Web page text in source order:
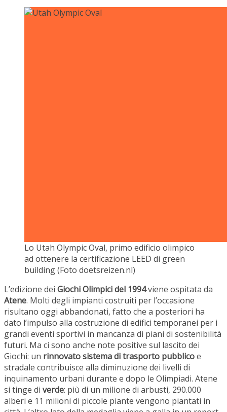
Lo Utah Olympic Oval, primo edificio olimpico
ad ottenere la certificazione LEED di green
building (Foto doetsreizen.nl)
L’edizione dei Giochi Olimpici del 1994viene ospitata da
Atene. Molti degli impianti costruiti per l’occasione
risultano oggi abbandonati, fatto che a posteriori ha
dato l’impulso alla costruzione di edifici temporanei per i
grandi eventi sportivi in mancanza di piani di sostenibilità
futuri. Ma ci sono anche note positive sul lascito dei
Giochi: un rinnovato sistema di trasporto pubblicoe
stradale contribuisce alla diminuzione dei livelli di
inquinamento urbani durante e dopo le Olimpiadi. Atene
si tinge di verde: più di un milione di arbusti, 290.000
alberi e 11 milioni di piccole piante vengono piantati in